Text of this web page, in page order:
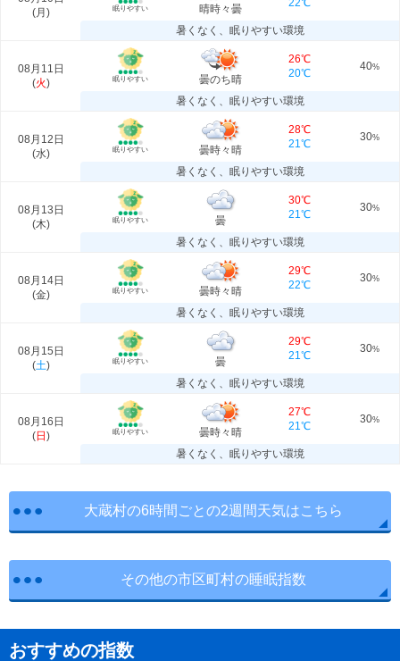
(月 ) 眠りやすい 晴時々曇
22℃
暑くなく、眠りやすい環境
08月11日
(火) 眠りやすい 曇のち晴
26℃
20℃
40%
暑くなく、眠りやすい環境
08月12日
(水) 眠りやすい 曇時々晴
28℃
21℃
30%
暑くなく、眠りやすい環境
08月13日
(木) 眠りやすい 曇
30℃
21℃
30%
暑くなく、眠りやすい環境
08月14日
(金) 眠りやすい 曇時々晴
29℃
22℃
30%
暑くなく、眠りやすい環境
08月15日
(土) 眠りやすい 曇
29℃
21℃
30%
暑くなく、眠りやすい環境
08月16日
(日 ) 眠りやすい 曇時々晴
27℃
21℃
30%
暑くなく、眠りやすい環境
大蔵村の6時間ごとの2週間天気はこちら
その他の市区町村の睡眠指数
おすすめの指数